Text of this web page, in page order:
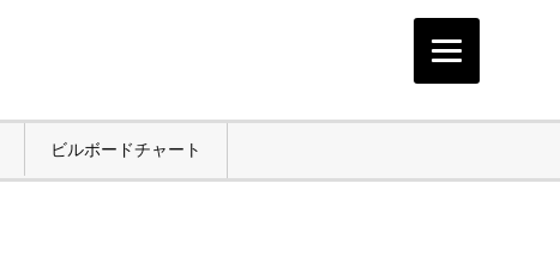
ビルボードチャート